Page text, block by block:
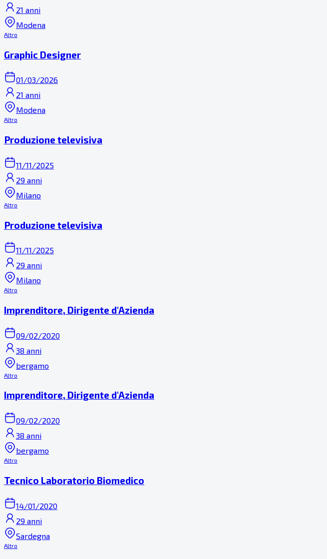
21 anni
Modena
Altro
Graphic Designer
01/03/2026
21 anni
Modena
Altro
Produzione televisiva
11/11/2025
29 anni
Milano
Altro
Produzione televisiva
11/11/2025
29 anni
Milano
Altro
Imprenditore, Dirigente d'Azienda
09/02/2020
38 anni
bergamo
Altro
Imprenditore, Dirigente d'Azienda
09/02/2020
38 anni
bergamo
Altro
Tecnico Laboratorio Biomedico
14/01/2020
29 anni
Sardegna
Altro